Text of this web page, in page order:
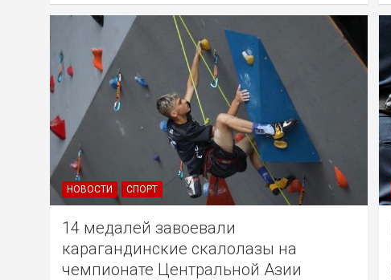
НОВОСТИ СПОРТ
14 медалей завоевали
карагандинские скалолазы на
чемпионате Центральной Азии